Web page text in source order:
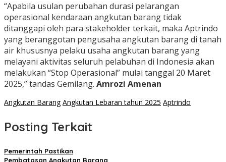
“Apabila usulan perubahan durasi pelarangan
operasional kendaraan angkutan barang tidak
ditanggapi oleh para stakeholder terkait, maka Aptrindo
yang beranggotan pengusaha angkutan barang di tanah
air khususnya pelaku usaha angkutan barang yang
melayani aktivitas seluruh pelabuhan di Indonesia akan
melakukan “Stop Operasional” mulai tanggal 20 Maret
2025,” tandas Gemilang. Amrozi Amenan
Angkutan Barang Angkutan Lebaran tahun 2025 Aptrindo
Posting Terkait
Pemerintah Pastikan
Pembatasan Angkutan Barang